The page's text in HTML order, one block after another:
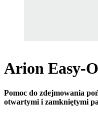
Arion Easy-
Pomoc do zdejmowania
otwartymi i zamkniętymi